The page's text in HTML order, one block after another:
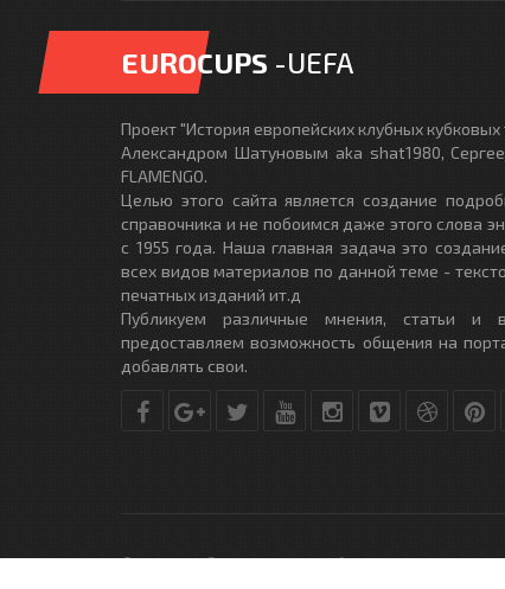
EUROCUPS -UEFA
Проект "История европейских клубных
Александром Шатуновым aka shat1980,
FLAMENGO.
Целью этого сайта является создание
справочника и не побоимся даже этого слова
с 1955 года. Наша главная задача это
всех видов материалов по данной теме -
печатных изданий ит.д
Публикуем различные мнения, статьи и
предоставляем возможность общения на
добавлять свои.
© Copyright © 2010-2017. Разработано студиейDLE-